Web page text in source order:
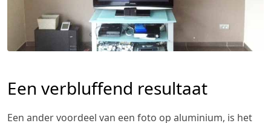
Een verbluffend resultaat
Een ander voordeel van een foto op aluminium, is het